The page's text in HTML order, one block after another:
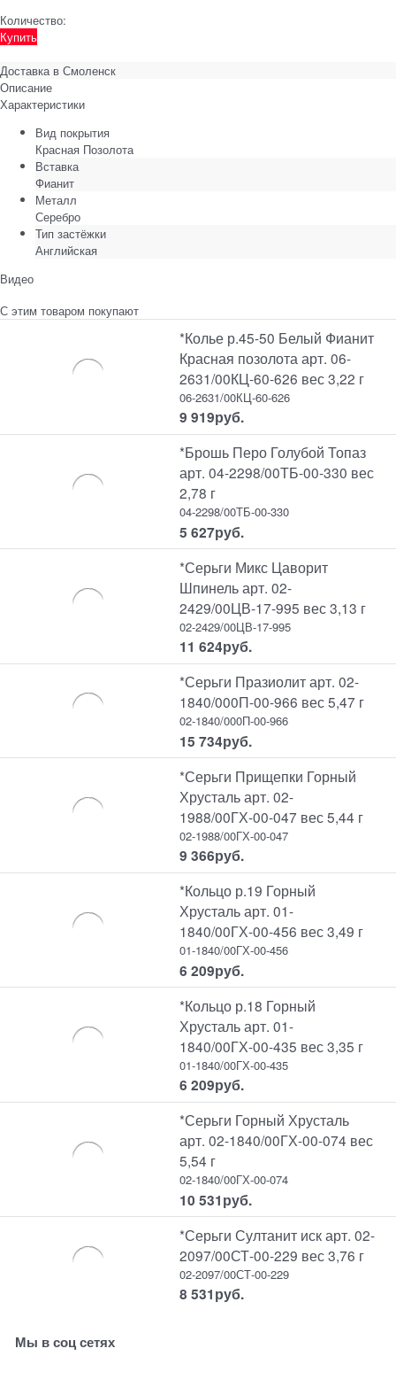
Количество:
Купить
Доставка в Смоленск
Описание
Характеристики
Вид покрытия
Красная Позолота
Вставка
Фианит
Металл
Серебро
Тип застёжки
Английская
Видео
С этим товаром покупают
*Колье р.45-50 Белый Фианит
Красная позолота арт. 06-
2631/00КЦ-60-626 вес 3,22 г
06-2631/00КЦ-60-626
9 919руб.
*Брошь Перо Голубой Топаз
арт. 04-2298/00ТБ-00-330 вес
2,78 г
04-2298/00ТБ-00-330
5 627руб.
*Серьги Микс Цаворит
Шпинель арт. 02-
2429/00ЦВ-17-995 вес 3,13 г
02-2429/00ЦВ-17-995
11 624руб.
*Серьги Празиолит арт. 02-
1840/000П-00-966 вес 5,47 г
02-1840/000П-00-966
15 734руб.
*Серьги Прищепки Горный
Хрусталь арт. 02-
1988/00ГХ-00-047 вес 5,44 г
02-1988/00ГХ-00-047
9 366руб.
*Кольцо р.19 Горный
Хрусталь арт. 01-
1840/00ГХ-00-456 вес 3,49 г
01-1840/00ГХ-00-456
6 209руб.
*Кольцо р.18 Горный
Хрусталь арт. 01-
1840/00ГХ-00-435 вес 3,35 г
01-1840/00ГХ-00-435
6 209руб.
*Серьги Горный Хрусталь
арт. 02-1840/00ГХ-00-074 вес
5,54 г
02-1840/00ГХ-00-074
10 531руб.
*Серьги Султанит иск арт. 02-
2097/00СТ-00-229 вес 3,76 г
02-2097/00СТ-00-229
8 531руб.
Мы в соц сетях